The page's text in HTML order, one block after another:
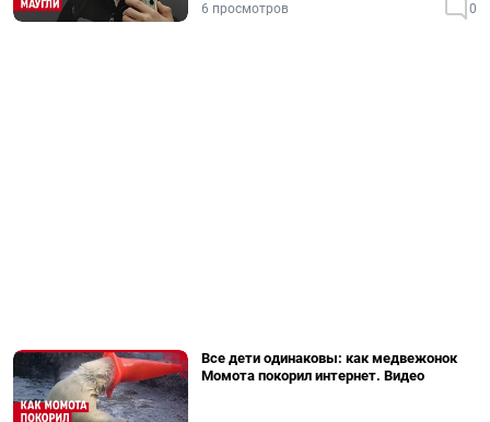
6 просмотров 0
Все дети одинаковы: как медвежонок
Момота покорил интернет. Видео